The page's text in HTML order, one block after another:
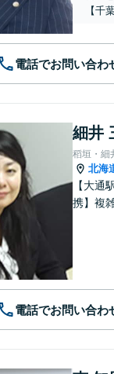
【千
電話でお問い合わ
細井
稻垣・細
北海
【大通
携】複
電話でお問い合わ